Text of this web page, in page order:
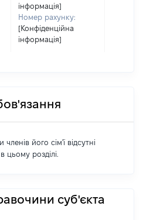
інформація]
Номер рахунку:
[Конфіденційна
інформація]
його сім'ї відсутні
цьому розділі.
суб'єкта